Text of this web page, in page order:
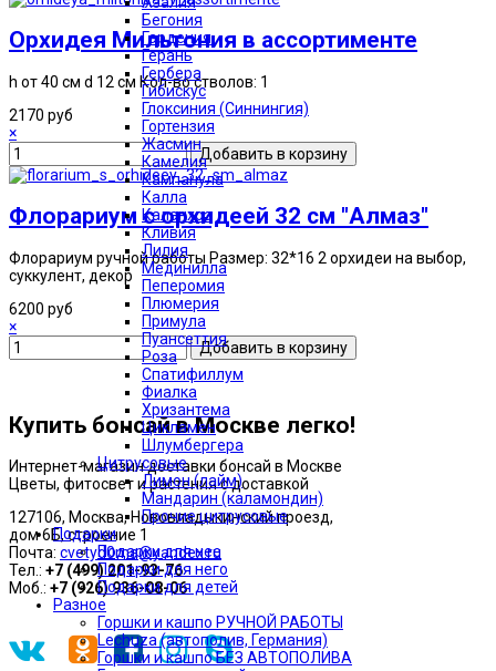
Бегония
Гардения
Герань
Гербера
Гибискус
Глоксиния (Синнингия)
Гортензия
Жасмин
Камелия
Кампанула
Калла
Каланхоэ
Кливия
Лилия
Мединилла
Пеперомия
Плюмерия
Примула
Пуансеттия
Роза
Спатифиллум
Фиалка
Хризантема
Цикламен
Шлумбергера
Цитрусовые
Лимон (лайм)
Мандарин (каламондин)
Прочие цитрусовые
Подарки
Подарки для нее
Подарки для него
Подарки для детей
Разное
Горшки и кашпо РУЧНОЙ РАБОТЫ
Lechuza (автополив, Германия)
Горшки и кашпо БЕЗ АВТОПОЛИВА
Орхидея Мильтония в ассортименте
h от 40 см d 12 см Кол-во стволов: 1
2170 руб
×
Флорариум с орхидеей 32 см "Алмаз"
Флорариум ручной работы Размер: 32*16 2 орхидеи на выбор,
суккулент, декор
6200 руб
×
Купить бонсай в Москве легко!
Интернет-магазин доставки бонсай в Москве
Цветы, фитосвет и растения с доставкой
127106, Москва, Нововладыкинский проезд,
дом 6Б, строение 1
Почта: cvetyd0ma@yandex.ru
Тел.: +7 (499) 201-93-76
Моб.: +7 (926) 936-08-06